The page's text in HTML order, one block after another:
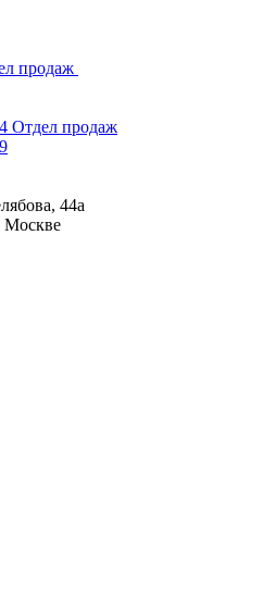
продаж
Отдел продаж
44а
Москве